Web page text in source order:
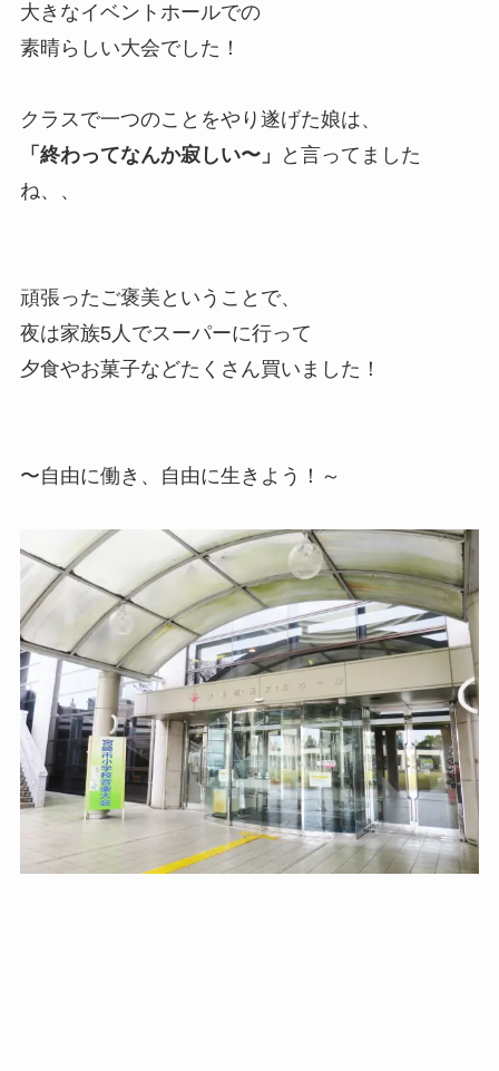
大きなイベントホールでの
素晴らしい大会でした！
クラスで一つのことをやり遂げた娘は、
「終わってなんか寂しい〜」
と言ってました
ね、、
頑張ったご褒美ということで、
夜は家族5人でスーパーに行って
夕食やお菓子などたくさん買いました！
〜自由に働き、自由に生きよう！～